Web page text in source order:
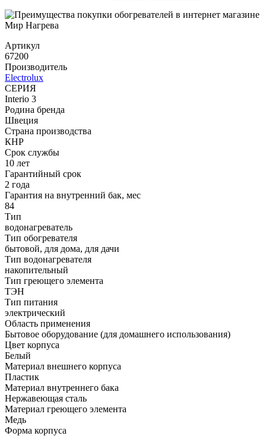
Артикул
67200
Производитель
Electrolux
СЕРИЯ
Interio 3
Родина бренда
Швеция
Страна производства
КНР
Срок службы
10 лет
Гарантийный срок
2 года
Гарантия на внутренний бак, мес
84
Тип
водонагреватель
Тип обогревателя
бытовой, для дома, для дачи
Тип водонагревателя
накопительный
Тип греющего элемента
ТЭН
Тип питания
электрический
Область применения
Бытовое оборудование (для домашнего использования)
Цвет корпуса
Белый
Материал внешнего корпуса
Пластик
Материал внутреннего бака
Нержавеющая сталь
Материал греющего элемента
Медь
Форма корпуса